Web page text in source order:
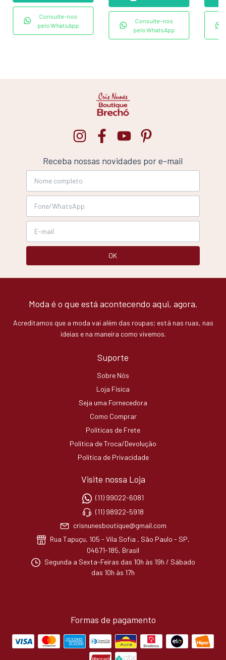
Consulte-nos
pelo WhatsApp
Consulte-nos
pelo WhatsApp
Receba nossas novidades por e-mail
Moda é o que está acontecendo aqui, agora.
Acreditamos que a moda vai além das roupas; está nas ruas, nas
ideias e na maneira como vivemos.
Suporte
Sobre Nós
Loja Física
Seja uma Fornecedora
Como Comprar
Políticas de Frete
Política de Troca/Devolução
Política de Privacidade
Visite nossa Loja
(11) 99022-6081
(11) 98922-5918
crisnunesboutique@gmail.com
Rua Tapuçu, 105 - Vila Sofia , São Paulo - SP,
04671-185, Brasil
Segunda a Sexta-Feiras das 10h às 19h / Sábado
das 10h às 17h
Formas de pagamento